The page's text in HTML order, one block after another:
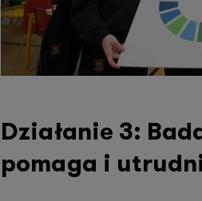
Działanie 3:
pomaga i